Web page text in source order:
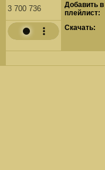
3 700 736
Добавить в
плейлист:
Скачать: